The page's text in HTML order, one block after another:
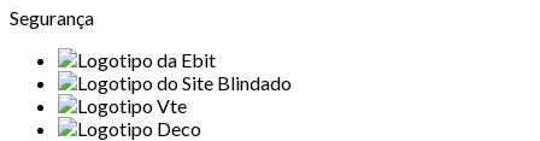
Segurança